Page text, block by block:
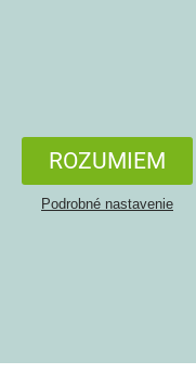
ROZUMIEM
Podrobné nastavenie